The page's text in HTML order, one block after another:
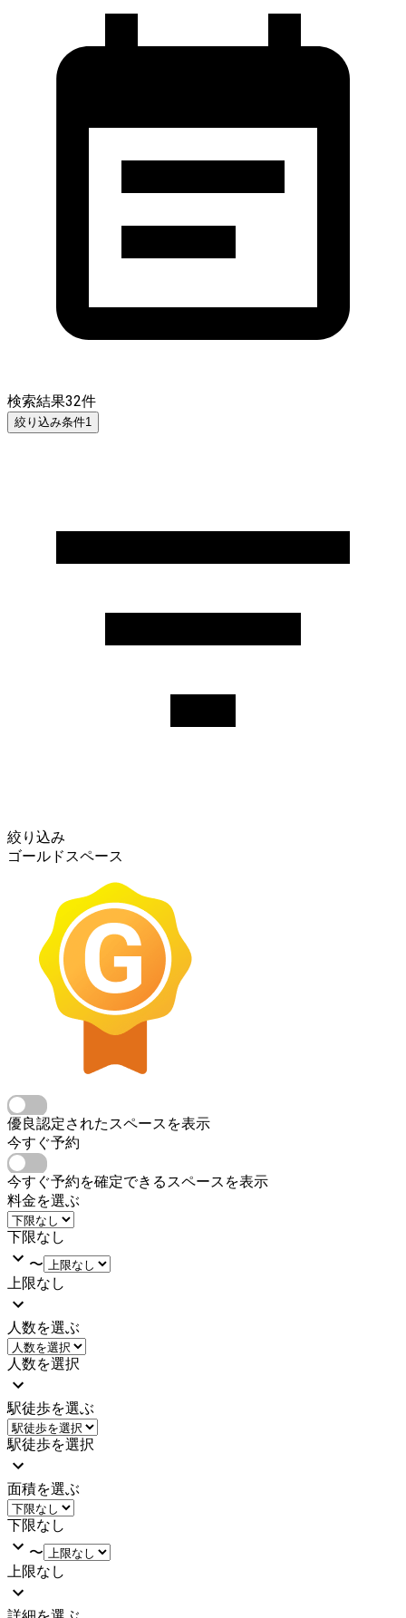
検索結果32件
絞り込み条件1
絞り込み
ゴールドスペース
優良認定されたスペースを表示
今すぐ予約
今すぐ予約を確定できるスペースを表示
料金を選ぶ
下限なし
〜
上限なし
人数を選ぶ
人数を選択
駅徒歩を選ぶ
駅徒歩を選択
面積を選ぶ
下限なし
〜
上限なし